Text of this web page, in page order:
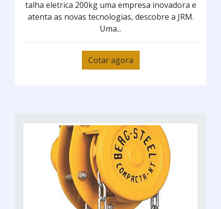
talha eletrica 200kg uma empresa inovadora e
atenta as novas tecnologias, descobre a JRM.
Uma...
Cotar agora